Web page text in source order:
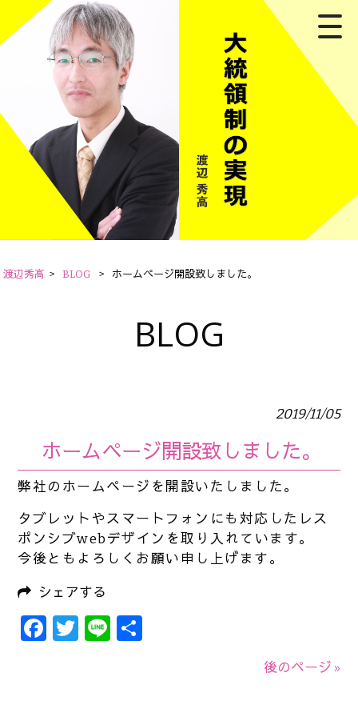
渡辺秀高 > BLOG > ホームページ開設致しました。
BLOG
2019/11/05
ホームページ開設致しました。
弊社のホームページを開設いたしました。
タブレットやスマートフォンにも対応したレス
ポンシブwebデザインを取り入れています。
今後ともよろしくお願い申し上げます。
シェアする
Facebook
Twitter
Line
後のページ »